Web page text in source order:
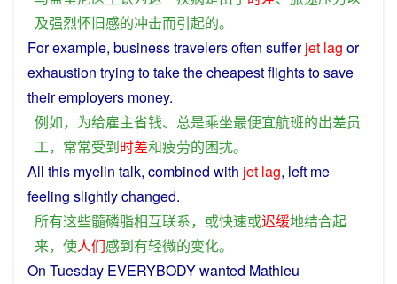
及强烈怀旧感的冲击而引起的。
Forexample, business travelersoften suffer jet lag or
exhaustion trying totakethecheapestflightstosave
theiremployers money.
例如， 为给雇主省钱、 总是乘坐最便宜航班的出差员
工， 常常受到时差和疲劳的困扰。
All this myelin talk, combined with jet lag, left me
feeling slightlychanged.
所有这些髓磷脂相互联系， 或快速或迟缓地结合起
来， 使人们感到有轻微的变化。
On Tuesday EVERYBODYwanted Mathieu